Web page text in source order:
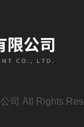
司 All Rights